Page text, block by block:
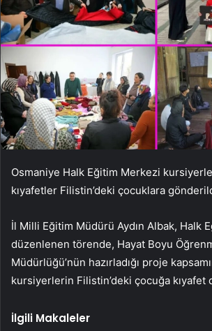
Osmaniye Halk Eğitim Merkezi
kıyafetler Filistin’deki çocuklara
İl Milli Eğitim Müdürü Aydın Albak, Halk
düzenlenen törende, Hayat Boyu
Müdürlüğü’nün hazırladığı proje
kursiyerlerin Filistin’deki çocuğa
İlgili Makaleler